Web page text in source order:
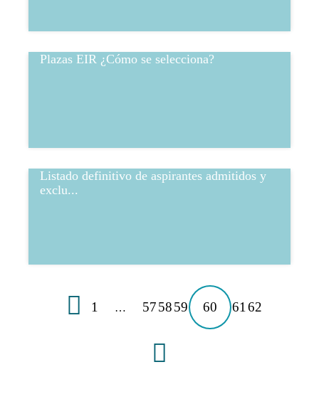
Plazas EIR ¿Cómo se selecciona?
Listado definitivo de aspirantes admitidos y
exclu...
1 … 575859 60 61 62